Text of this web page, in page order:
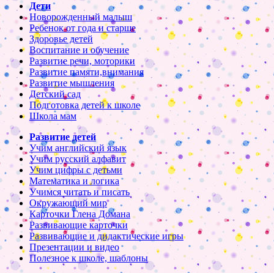
Дети
Новорожденный малыш
Ребенок от года и старше
Здоровье детей
Воспитание и обучение
Развитие речи, моторики
Развитие памяти,внимания
Развитие мышления
Детский сад
Подготовка детей к школе
Школа мам
Развитие детей
Учим английский язык
Учим русский алфавит
Учим цифры с детьми
Математика и логика
Учимся читать и писать
Окружающий мир
Карточки Глена Домана
Развивающие карточки
Развивающие и дидактические игры
Презентации и видео
Полезное к школе, шаблоны